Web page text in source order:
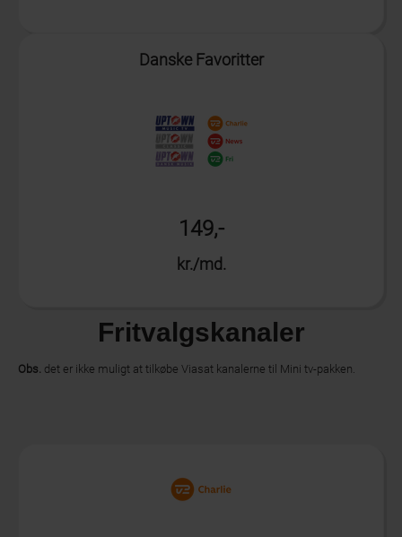
Danske Favoritter
149,-
kr./md.
Fritvalgskanaler
Obs. det er ikke muligt at tilkøbe Viasat kanalerne til Mini tv-pakken.